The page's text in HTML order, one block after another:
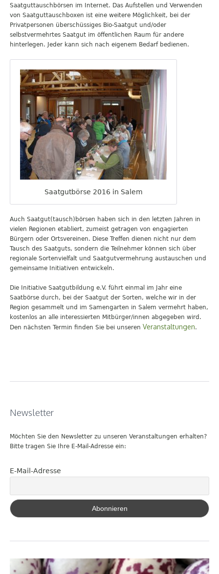
Saatguttauschbörsen im Internet. Das Aufstellen und Verwenden
von Saatguttauschboxen ist eine weitere Möglichkeit, bei der
Privatpersonen überschüssiges Bio-Saatgut und/oder
selbstvermehrtes Saatgut im öffentlichen Raum für andere
hinterlegen. Jeder kann sich nach eigenem Bedarf bedienen.
Saatgutbörse 2016 in Salem
Auch Saatgut(tausch)börsen haben sich in den letzten Jahren in
vielen Regionen etabliert, zumeist getragen von engagierten
Bürgern oder Ortsvereinen. Diese Treffen dienen nicht nur dem
Tausch des Saatguts, sondern die Teilnehmer können sich über
regionale Sortenvielfalt und Saatgutvermehrung austauschen und
gemeinsame Initiativen entwickeln.
Die Initiative Saatgutbildung e.V. führt einmal im Jahr eine
Saatbörse durch, bei der Saatgut der Sorten, welche wir in der
Region gesammelt und im Samengarten in Salem vermehrt haben,
kostenlos an alle interessierten Mitbürger/innen abgegeben wird.
Den nächsten Termin finden Sie bei unserenVeranstaltungen.
Newsletter
Möchten Sie den Newsletter zu unseren Veranstaltungen erhalten?
Bitte tragen Sie Ihre E-Mail-Adresse ein:
E-Mail-Adresse